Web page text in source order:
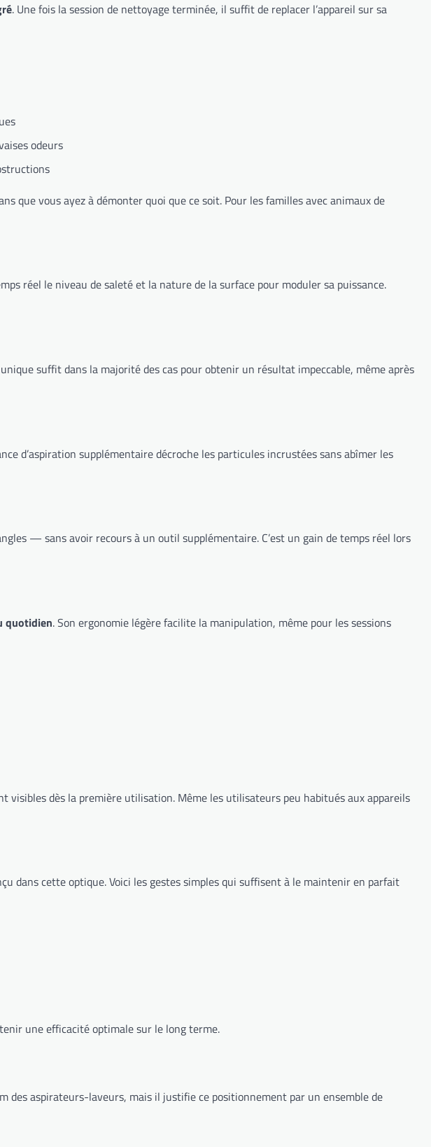
. Une fois la session de nettoyage terminée, il suffit de replacer l’appareil sur sa
odeurs
que vous ayez à démonter quoi que ce soit. Pour les familles avec animaux de
réel le niveau de saleté et la nature de la surface pour moduler sa puissance.
suffit dans la majorité des cas pour obtenir un résultat impeccable, même après
d’aspiration supplémentaire décroche les particules incrustées sans abîmer les
— sans avoir recours à un outil supplémentaire. C’est un gain de temps réel lors
quotidien. Son ergonomie légère facilite la manipulation, même pour les sessions
dès la première utilisation. Même les utilisateurs peu habitués aux appareils
dans cette optique. Voici les gestes simples qui suffisent à le maintenir en parfait
une efficacité optimale sur le long terme.
des aspirateurs-laveurs, mais il justifie ce positionnement par un ensemble de